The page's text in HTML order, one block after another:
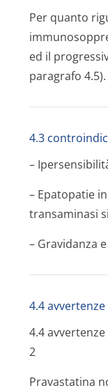
Per quanto
ed il
paragrafo 4.5).
4.3
–
– Epatopatie
transaminasi
– Gravidanza
4.4
4.4
2
Pravastatina